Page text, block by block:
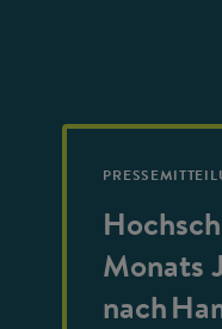
Monats
nach